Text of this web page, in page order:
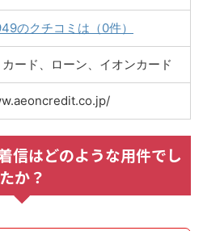
のクチコミは（0件）
ード、ローン、イオンカード
信はどのような用件でし
たか？